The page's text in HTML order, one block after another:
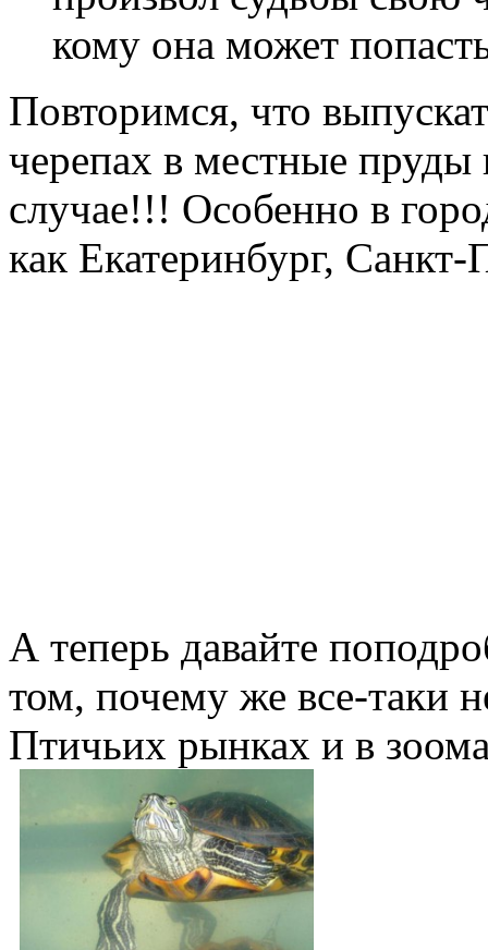
кому она может
Повторимся, что
черепах в местные пруды
случае!!! Особенно в
как Екатеринбург,
А теперь давайте
том, почему же все-таки
Птичьих рынках и в